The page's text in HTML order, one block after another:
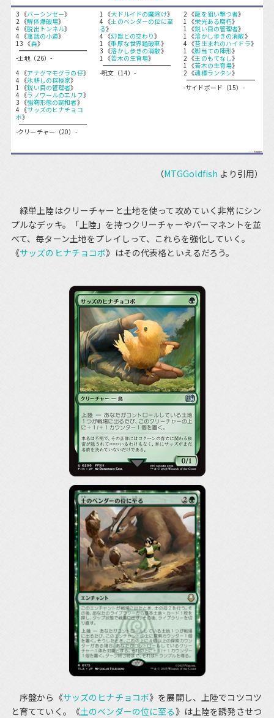
3 《バーシンセー》
2 《解体爆破場》
4 《脱出トンネル》
4 《寓話の小道》
13 《森》
-土地（26）-
4 《アナグマモグラの仔》
4 《氷耕しの探検家》
1 《鋭い目の管理者》
4 《ラノワールのエルフ》
3 《強靭形態の調和者》
4 《サッズのヒナチョコ
ボ》
-クリーチャー（20）-
1 《大ドルイドの魔除け》
4 《土のベンダーの位に至
る》
4 《幻獣との交わり》
1 《重厚な世界踏破車》
3 《溶かし歩きの消散》
1 《若木の生育場》
-呪文（14）-
2 《龍を狙い撃つ者》
1 《栄光ある腐朽》
1 《鋭い目の管理者》
1 《溶かし歩きの消散》
4 《苔生まれのハイドラ》
1 《脚当ての陣形》
2 《王のもてなし》
1 《若木の生育場》
2 《魂標ランタン》
-サイドボード（15）-
（MTGGoldfish より引用）
緑単上陸はクリーチャーと土地を使って攻めていく非常にシン
プルなデッキ。「上陸」を持つクリーチャーやパーマネントを並
べて、毎ターン土地をプレイしって、これらを強化していく。
《サッズのヒナチョコボ》はその代表格といえるだろう。
序盤から《サッズのヒナチョコボ》を展開し、上陸でコツコツ
と育てていく。《土のベンダーの位に至る》は上陸を誘発させつ